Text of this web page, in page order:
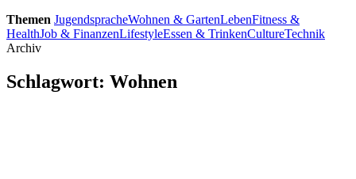
Themen JugendspracheWohnen & GartenLebenFitness &
HealthJob & FinanzenLifestyleEssen & TrinkenCultureTechnik
Archiv
Schlagwort: Wohnen